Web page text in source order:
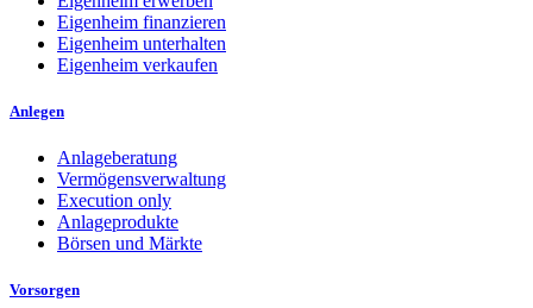
Eigenheim finanzieren
Eigenheim unterhalten
Eigenheim verkaufen
Anlegen
Anlageberatung
Vermögensverwaltung
Execution only
Anlageprodukte
Börsen und Märkte
Vorsorgen